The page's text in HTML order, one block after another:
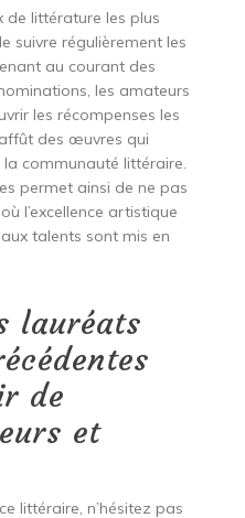
de littérature les plus
suivre régulièrement les
au courant des
les amateurs
les récompenses les
des œuvres qui
la communauté littéraire.
permet ainsi de ne pas
l’excellence artistique
talents sont mis en
lauréats
de
et
littéraire, n’hésitez pas